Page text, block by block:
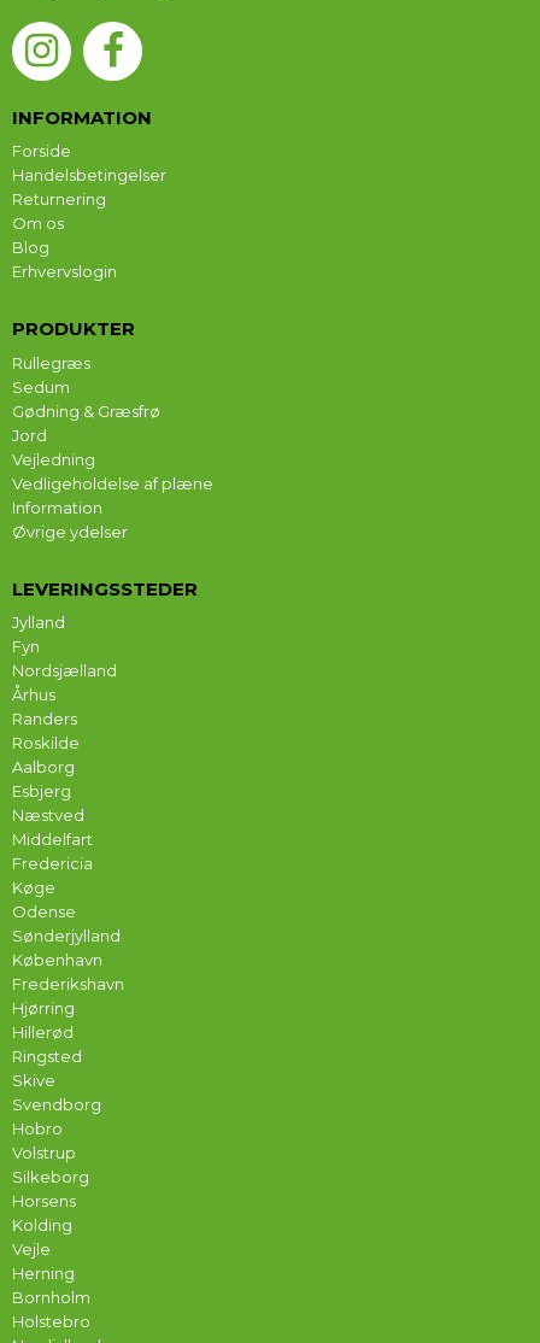
INFORMATION
Forside
Handelsbetingelser
Returnering
Om os
Blog
Erhvervslogin
PRODUKTER
Rullegræs
Sedum
Gødning & Græsfrø
Jord
Vejledning
Vedligeholdelse af plæne
Information
Øvrige ydelser
LEVERINGSSTEDER
Jylland
Fyn
Nordsjælland
Århus
Randers
Roskilde
Aalborg
Esbjerg
Næstved
Middelfart
Fredericia
Køge
Odense
Sønderjylland
København
Frederikshavn
Hjørring
Hillerød
Ringsted
Skive
Svendborg
Hobro
Volstrup
Silkeborg
Horsens
Kolding
Vejle
Herning
Bornholm
Holstebro